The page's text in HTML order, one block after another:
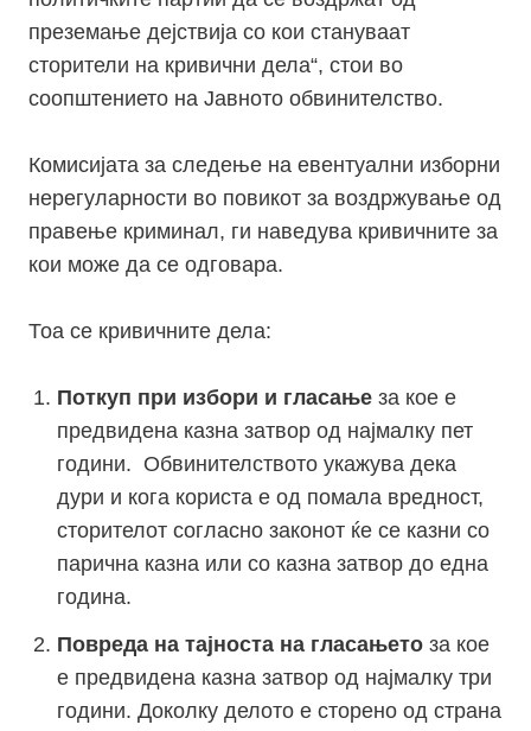
преземање дејствија со кои стануваат
сторители на кривични дела“, стои во
соопштението на Јавното обвинителство.
Комисијата за следење на евентуални изборни
нерегуларности во повикот за воздржување од
правење криминал, ги наведува кривичните за
кои може да се одговара.
Тоа се кривичните дела:
Поткуп при избори и гласање за кое е
предвидена казна затвор од најмалку пет
години. Обвинителството укажува дека
дури и кога користа е од помала вредност,
сторителот согласно законот ќе се казни со
парична казна или со казна затвор до една
година.
Повреда на тајноста на гласањето за кое
е предвидена казна затвор од најмалку три
години. Доколку делото е сторено од страна